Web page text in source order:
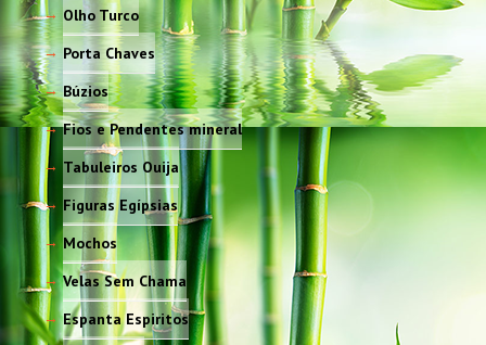
Olho Turco
Porta Chaves
Búzios
Fios e Pendentes mineral
Tabuleiros Ouija
Figuras Egípsias
Mochos
Velas Sem Chama
Espanta Espiritos